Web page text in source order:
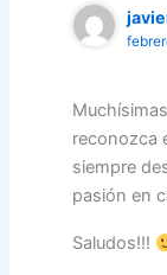
reconozca
siempre
pasión en
Saludos!!!